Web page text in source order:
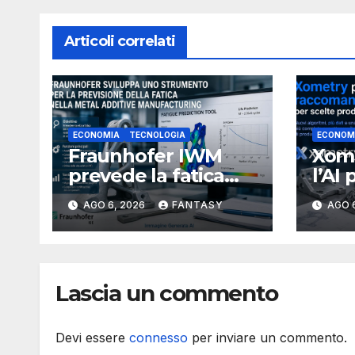
Articoli correlati
ECONOMIA TECNOLOGIA
Fraunhofer IWM
prevede la fatica
dei componenti
metallici stampati in
3D
AGO 6, 2026 FANTASY
l’AI
più
AGO
Lascia un commento
Devi essere connesso per inviare un commento.